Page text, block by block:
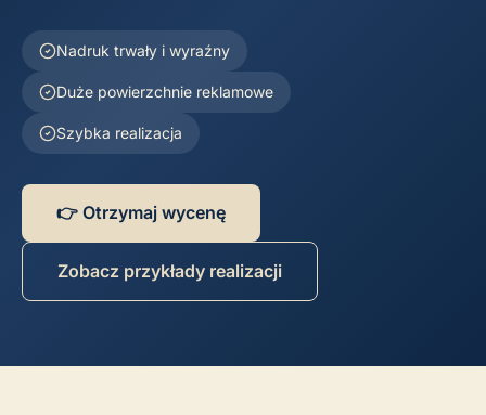
Nadruk trwały i wyraźny
Duże powierzchnie reklamowe
Szybka realizacja
👉 Otrzymaj wycenę
Zobacz przykłady realizacji